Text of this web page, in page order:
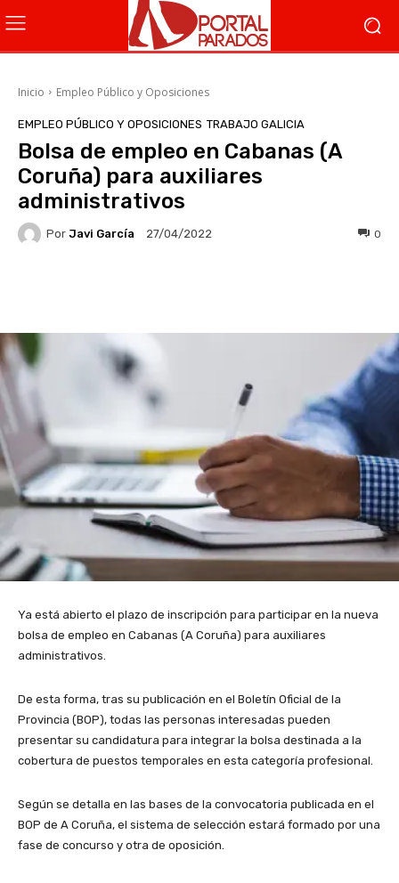
Inicio Empleo Público y Oposiciones
EMPLEO PÚBLICO Y OPOSICIONES TRABAJO GALICIA
Bolsa de empleo en Cabanas (A
Coruña) para auxiliares
administrativos
Por Javi García 27/04/2022 0
Ya está abierto el plazo de inscripción para participar en la nueva
bolsa de empleo en Cabanas (A Coruña) para auxiliares
administrativos.
De esta forma, tras su publicación en el Boletín Oficial de la
Provincia (BOP), todas las personas interesadas pueden
presentar su candidatura para integrar la bolsa destinada a la
cobertura de puestos temporales en esta categoría profesional.
Según se detalla en las bases de la convocatoria publicada en el
BOP de A Coruña, el sistema de selección estará formado por una
fase de concurso y otra de oposición.